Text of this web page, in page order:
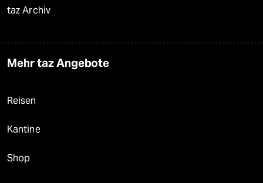
taz Archiv
Mehr taz Angebote
Reisen
Kantine
Shop